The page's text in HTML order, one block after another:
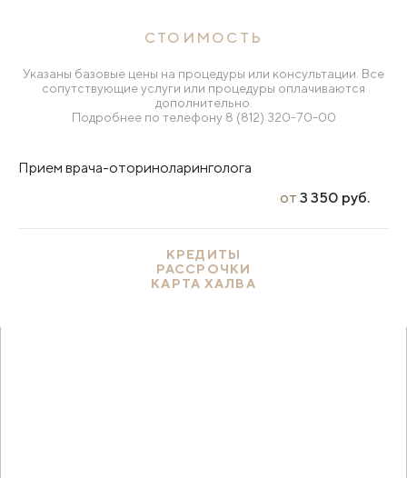
СТОИМОСТЬ
Указаны базовые цены на процедуры или консультации. Все
сопутствующие услуги или процедуры оплачиваются
дополнительно.
Подробнее по телефону 8 (812) 320-70-00
Прием врача-оториноларинголога
от 3 350 руб.
КРЕДИТЫ
РАССРОЧКИ
КАРТА ХАЛВА